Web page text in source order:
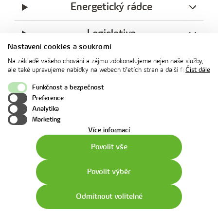
Nastavení cookies a soukromí
Na základě vašeho chování a zájmu zdokonalujeme nejen naše služby,
ale také upravujeme nabídky na webech třetích stran a další formy
souhlasu. Svoje nastavení můžete kdykoliv změnit v zápatí stránky v
„Nastavení soukromí". Více informací o tom, jak se soubory cookies a
osobními údaji pracujeme, včetně možností uplatnění vašich práv,
naleznete na webové stránce v sekci
Číst dále
Funkčnost a bezpečnost
Preference
Analytika
Marketing
Více informacío
Povolit vše
Povolit výběr
Odmítnout volitelné
Energetický rádce
Legislativa
Ochrana soukromí
messenger